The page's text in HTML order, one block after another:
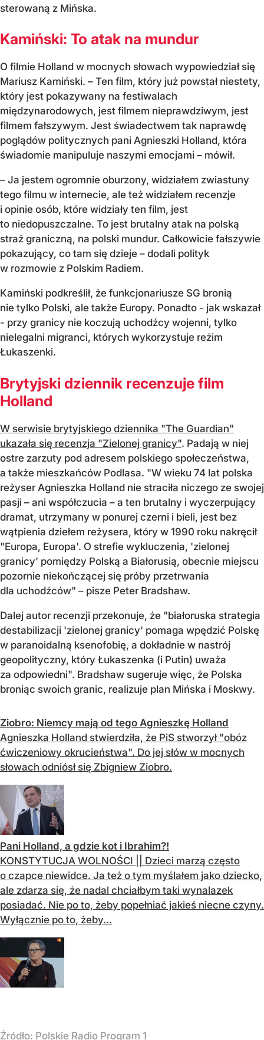
sterowaną z Mińska.
Kamiński: To atak na mundur
O filmie Holland w mocnych słowach wypowiedział się
Mariusz Kamiński. – Ten film, który już powstał niestety,
który jest pokazywany na festiwalach
międzynarodowych, jest filmem nieprawdziwym, jest
filmem fałszywym. Jest świadectwem tak naprawdę
poglądów politycznych pani Agnieszki Holland, która
świadomie manipuluje naszymi emocjami – mówił.
– Ja jestem ogromnie oburzony, widziałem zwiastuny
tego filmu w internecie, ale też widziałem recenzje
i opinie osób, które widziały ten film, jest
to niedopuszczalne. To jest brutalny atak na polską
straż graniczną, na polski mundur. Całkowicie fałszywie
pokazujący, co tam się dzieje – dodali polityk
w rozmowie z Polskim Radiem.
Kamiński podkreślił, że funkcjonariusze SG bronią
nie tylko Polski, ale także Europy. Ponadto - jak wskazał
- przy granicy nie koczują uchodźcy wojenni, tylko
nielegalni migranci, których wykorzystuje reżim
Łukaszenki.
Brytyjski dziennik recenzuje film
Holland
W serwisie brytyjskiego dziennika "The Guardian"
ukazała się recenzja "Zielonej granicy". Padają w niej
ostre zarzuty pod adresem polskiego społeczeństwa,
a także mieszkańców Podlasa. "W wieku 74 lat polska
reżyser Agnieszka Holland nie straciła niczego ze swojej
pasji – ani współczucia – a ten brutalny i wyczerpujący
dramat, utrzymany w ponurej czerni i bieli, jest bez
wątpienia dziełem reżysera, który w 1990 roku nakręcił
"Europa, Europa'. O strefie wykluczenia, 'zielonej
granicy' pomiędzy Polską a Białorusią, obecnie miejscu
pozornie niekończącej się próby przetrwania
dla uchodźców" – pisze Peter Bradshaw.
Dalej autor recenzji przekonuje, że "białoruska strategia
destabilizacji 'zielonej granicy' pomaga wpędzić Polskę
w paranoidalną ksenofobię, a dokładnie w nastrój
geopolityczny, który Łukaszenka (i Putin) uważa
za odpowiedni". Bradshaw sugeruje więc, że Polska
broniąc swoich granic, realizuje plan Mińska i Moskwy.
Ziobro: Niemcy mają od tego Agnieszkę Holland
Agnieszka Holland stwierdziła, że PiS stworzył "obóz
ćwiczeniowy okrucieństwa". Do jej słów w mocnych
słowach odniósł się Zbigniew Ziobro.
Pani Holland, a gdzie kot i Ibrahim?!
KONSTYTUCJA WOLNOŚCI || Dzieci marzą często
o czapce niewidce. Ja też o tym myślałem jako dziecko,
ale zdarza się, że nadal chciałbym taki wynalazek
posiadać. Nie po to, żeby popełniać jakieś niecne czyny.
Wyłącznie po to, żeby...
Źródło: Polskie Radio Program 1